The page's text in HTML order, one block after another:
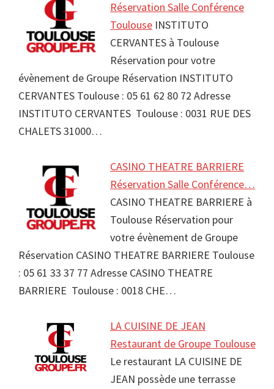
Réservation Salle Conférence
Toulouse INSTITUTO
CERVANTES à Toulouse
Réservation pour votre
évènement de Groupe Réservation INSTITUTO
CERVANTES Toulouse : 05 61 62 80 72 Adresse
INSTITUTO CERVANTES Toulouse : 0031 RUE DES
CHALETS 31000…
CASINO THEATRE BARRIERE
Réservation Salle Conférence…
CASINO THEATRE BARRIERE à
Toulouse Réservation pour
votre évènement de Groupe
Réservation CASINO THEATRE BARRIERE Toulouse
: 05 61 33 37 77 Adresse CASINO THEATRE
BARRIERE Toulouse : 0018 CHE…
LA CUISINE DE JEAN
Restaurant de Groupe Toulouse
Le restaurant LA CUISINE DE
JEAN possède une terrasse